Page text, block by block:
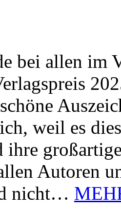
bei allen im
weil es
ihre
Autoren
nicht…